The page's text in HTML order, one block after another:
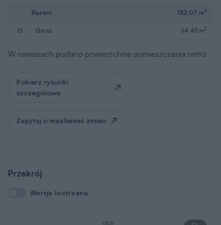
Razem 132,07 m2
15 garaż 34,45 m2
W nawiasach podano powierzchnie pomieszczenia netto
Pobierz rysunki
szczegółowe
Zapytaj o możliwość zmian
Przekrój
Wersja lustrzana
Wersja lustrzana